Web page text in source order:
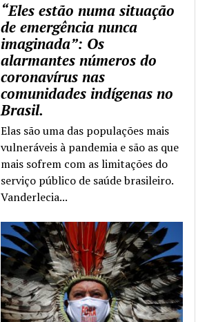
“Eles estão numa situação
de emergência nunca
imaginada”: Os
alarmantes números do
coronavírus nas
comunidades indígenas no
Brasil.
Elas são uma das populações mais
vulneráveis à pandemia e são as que
mais sofrem com as limitações do
serviço público de saúde brasileiro.
Vanderlecia...